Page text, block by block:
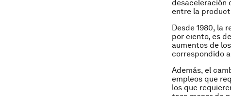
desaceleración
entre la
Desde 1980, la
por ciento, es
aumentos de
correspondido
Además, el
empleos que
los que